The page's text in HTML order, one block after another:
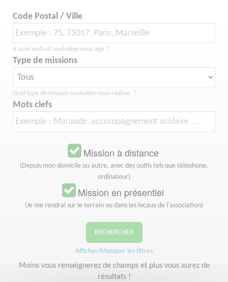
Code Postal / Ville
A quel endroit souhaitez-vous agir ?
Type de missions
Quel type de mission souhaitez vous réaliser ?
Mots clefs
Mission à distance
(Depuis mon domicile ou autre, avec des outils tels que téléphone,
ordinateur)
Mission en présentiel
(Je me rendrai sur le terrain ou dans les locaux de l'association)
RECHERCHER
Afficher/Masquer les filtres
Moins vous renseignerez de champs et plus vous aurez de
résultats !